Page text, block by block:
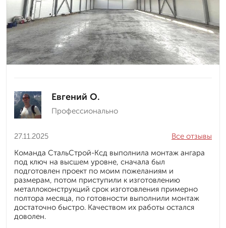
Евгений О.
Профессионально
27.11.2025
Все отзывы
Команда СтальСтрой-Ксд выполнила монтаж ангара
под ключ на высшем уровне, сначала был
подготовлен проект по моим пожеланиям и
размерам, потом приступили к изготовлению
металлоконструкций срок изготовления примерно
полтора месяца, по готовности выполнили монтаж
достаточно быстро. Качеством их работы остался
доволен.